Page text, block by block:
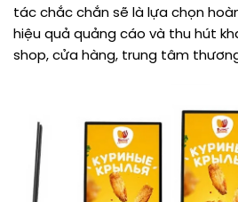
tác chắc chắn sẽ là lựa chọn
hiệu quả quảng cáo và thu hút
shop, cửa hàng, trung tâm